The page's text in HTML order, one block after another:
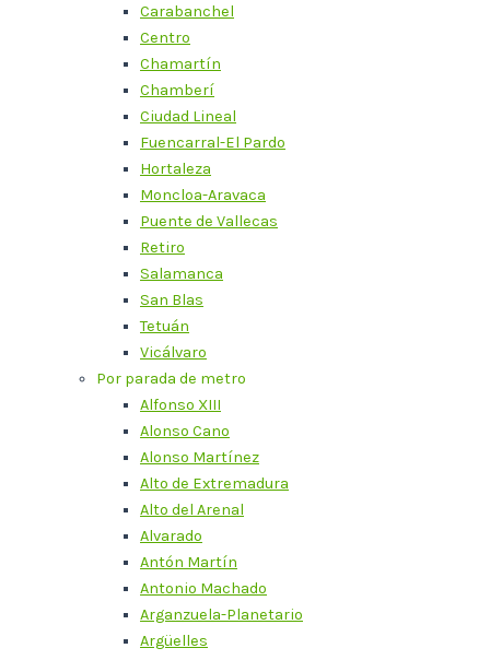
Carabanchel
Centro
Chamartín
Chamberí
Ciudad Lineal
Fuencarral-El Pardo
Hortaleza
Moncloa-Aravaca
Puente de Vallecas
Retiro
Salamanca
San Blas
Tetuán
Vicálvaro
Por parada de metro
Alfonso XIII
Alonso Cano
Alonso Martínez
Alto de Extremadura
Alto del Arenal
Alvarado
Antón Martín
Antonio Machado
Arganzuela-Planetario
Argüelles